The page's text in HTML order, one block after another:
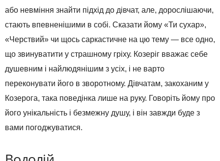
або невміння знайти підхід до дівчат, але, дорослішаючи,
стають впевненішими в собі. Сказати йому «Ти сухар»,
«Черствий» чи щось саркастичне на цю тему — все одно,
що звинуватити у страшному гріху. Козеріг вважає себе
душевним і найлюдянішим з усіх, і не варто
переконувати його в зворотному. Дівчатам, закоханим у
Козерога, така поведінка лише на руку. Говоріть йому про
його унікальність і безмежну душу, і він завжди буде з
вами погоджуватися.